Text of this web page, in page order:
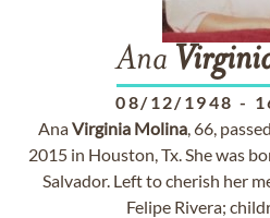
Ana
08/12/1948 -
AnaVirginia Molina, 66,
2015 in Houston, Tx. She was
Salvador. Left to cherish her
Felipe Rivera;